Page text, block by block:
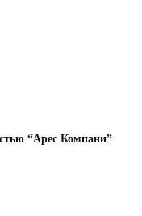
“Арес Компани”